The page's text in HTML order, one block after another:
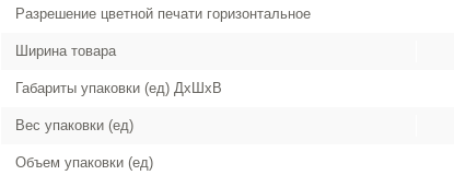
Разрешение цветной печати горизонтальное
Ширина товара
Габариты упаковки (ед) ДхШхВ
Вес упаковки (ед)
Объем упаковки (ед)